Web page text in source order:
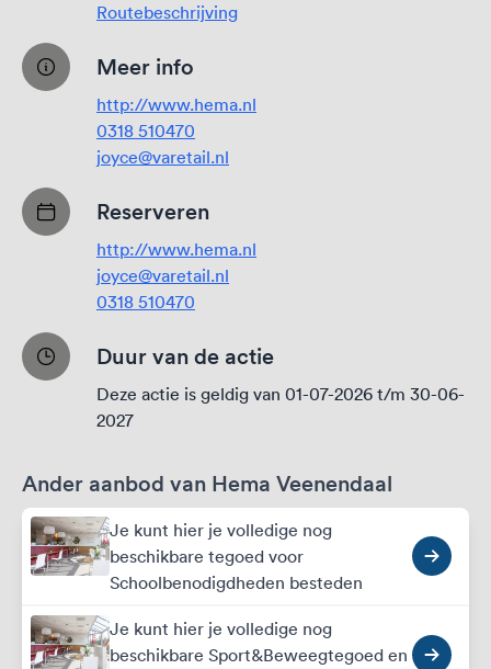
Routebeschrijving
Meer info
http://www.hema.nl
0318 510470
joyce@varetail.nl
Reserveren
http://www.hema.nl
joyce@varetail.nl
0318 510470
Duur van de actie
Deze actie is geldig van 01-07-2026 t/m 30-06-
2027
Ander aanbod van Hema Veenendaal
Je kunt hier je volledige nog
beschikbare tegoed voor
Schoolbenodigdheden besteden
Je kunt hier je volledige nog
beschikbare Sport&Beweegtegoed en